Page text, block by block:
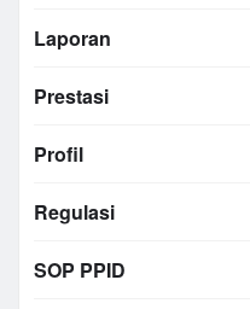
Laporan
Prestasi
Profil
Regulasi
SOP PPID